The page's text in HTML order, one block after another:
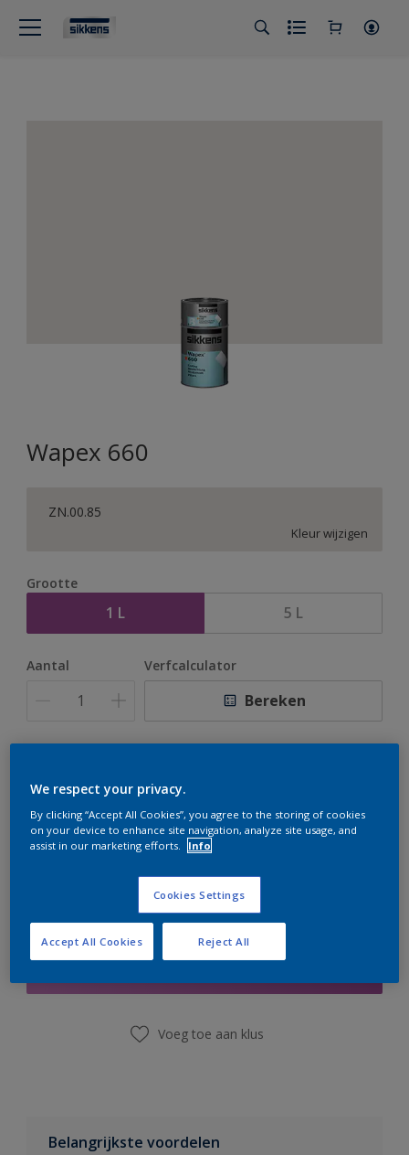
Wapex 660
ZN.00.85
Kleur wijzigen
Grootte
1 L 5 L
Aantal Verfcalculator
Bereken
te bestellen. Houd de website in de gaten, we werken
Boodschappenlijst
Voeg toe aan klus
Belangrijkste voordelen
We respect your privacy.
By clicking “Accept All Cookies”, you agree to the storing of cookies
on your device to enhance site navigation, analyze site usage, and
assist in our marketing efforts.
Info
Cookies Settings
Reject All
Accept All Cookies